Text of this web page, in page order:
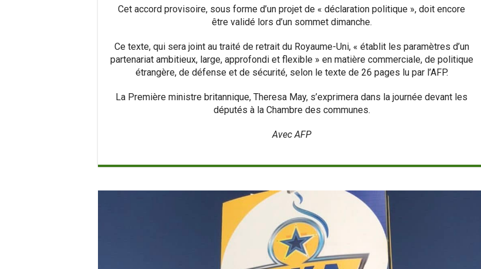
Cet accord provisoire, sous forme d’un projet de « déclaration politique », doit encore
être validé lors d’un sommet dimanche.
Ce texte, qui sera joint au traité de retrait du Royaume-Uni, « établit les paramètres d’un
partenariat ambitieux, large, approfondi et flexible » en matière commerciale, de politique
étrangère, de défense et de sécurité, selon le texte de 26 pages lu par l’AFP.
La Première ministre britannique, Theresa May, s’exprimera dans la journée devant les
députés à la Chambre des communes.
Avec AFP